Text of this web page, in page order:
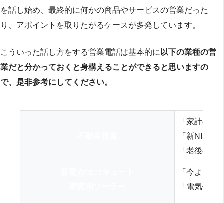
を話し始め、最終的に何かの商品やサービスの営業だった
り、アポイントを取りたがるケースが多発しています。
こういった話し方をする営業電話は基本的に 以下の業種の営
業だと分かっておくと身構えることができると思いますの
で、是非参考にしてください。
「家計の見
「新NISA
「老後の
「今より
「電気代を